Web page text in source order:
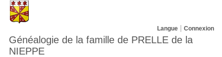
Langue Connexion
Généalogie de la famille de PRELLE de la
NIEPPE